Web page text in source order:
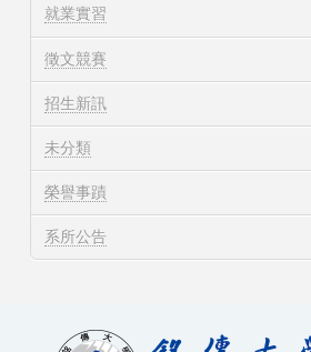
就業實習
徵文競賽
招生新訊
未分類
榮譽事蹟
系所公告